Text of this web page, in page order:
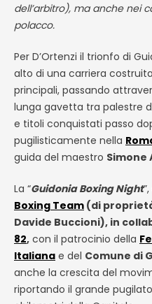
dell’arbitro), ma anche nei
polacco.
Per D’Ortenzi il trionfo di
alto di una carriera
principali, passando
lunga gavetta tra palestre
e titoli conquistati passo
pugilisticamente nella
guida del maestro Simone
La “Guidonia Boxing Night
Boxing Team (di
Davide Buccioni), in
82, con il patrocinio della
Italiana e del Comune di
anche la crescita del
riportando il grande